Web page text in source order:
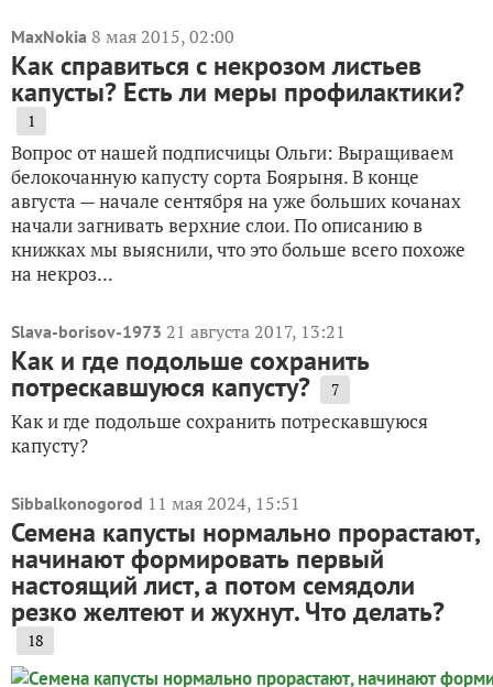
MaxNokia 8 мая 2015, 02:00
Как справиться с некрозом листьев
капусты? Есть ли меры профилактики?
1
Вопрос от нашей подписчицы Ольги: Выращиваем
белокочанную капусту сорта Боярыня. В конце
августа — начале сентября на уже больших кочанах
начали загнивать верхние слои. По описанию в
книжках мы выяснили, что это больше всего похоже
на некроз...
Slava-borisov-1973 21 августа 2017, 13:21
Как и где подольше сохранить
потрескавшуюся капусту? 7
Как и где подольше сохранить потрескавшуюся
капусту?
Sibbalkonogorod 11 мая 2024, 15:51
Семена капусты нормально прорастают,
начинают формировать первый
настоящий лист, а потом семядоли
резко желтеют и жухнут. Что делать?
18